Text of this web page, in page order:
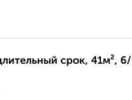
срок, 41м²,